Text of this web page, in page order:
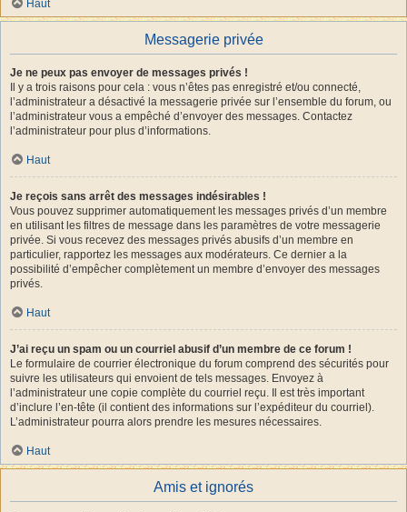
Haut
Messagerie privée
Je ne peux pas envoyer de messages privés !
Il y a trois raisons pour cela : vous n’êtes pas enregistré et/ou connecté,
l’administrateur a désactivé la messagerie privée sur l’ensemble du forum, ou
l’administrateur vous a empêché d’envoyer des messages. Contactez
l’administrateur pour plus d’informations.
Haut
Je reçois sans arrêt des messages indésirables !
Vous pouvez supprimer automatiquement les messages privés d’un membre
en utilisant les filtres de message dans les paramètres de votre messagerie
privée. Si vous recevez des messages privés abusifs d’un membre en
particulier, rapportez les messages aux modérateurs. Ce dernier a la
possibilité d’empêcher complètement un membre d’envoyer des messages
privés.
Haut
J’ai reçu un spam ou un courriel abusif d’un membre de ce forum !
Le formulaire de courrier électronique du forum comprend des sécurités pour
suivre les utilisateurs qui envoient de tels messages. Envoyez à
l’administrateur une copie complète du courriel reçu. Il est très important
d’inclure l’en-tête (il contient des informations sur l’expéditeur du courriel).
L’administrateur pourra alors prendre les mesures nécessaires.
Haut
Amis et ignorés